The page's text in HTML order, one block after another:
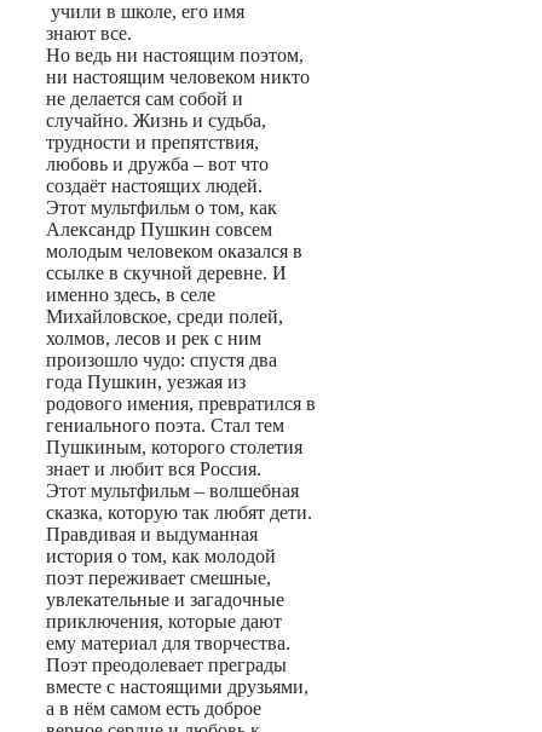
учили в школе, его имя
знают все.
Но ведь ни настоящим поэтом,
ни настоящим человеком никто
не делается сам собой и
случайно. Жизнь и судьба,
трудности и препятствия,
любовь и дружба – вот что
создаёт настоящих людей.
Этот мультфильм о том, как
Александр Пушкин совсем
молодым человеком оказался в
ссылке в скучной деревне. И
именно здесь, в селе
Михайловское, среди полей,
холмов, лесов и рек с ним
произошло чудо: спустя два
года Пушкин, уезжая из
родового имения, превратился в
гениального поэта. Стал тем
Пушкиным, которого столетия
знает и любит вся Россия.
Этот мультфильм – волшебная
сказка, которую так любят дети.
Правдивая и выдуманная
история о том, как молодой
поэт переживает смешные,
увлекательные и загадочные
приключения, которые дают
ему материал для творчества.
Поэт преодолевает преграды
вместе с настоящими друзьями,
а в нём самом есть доброе